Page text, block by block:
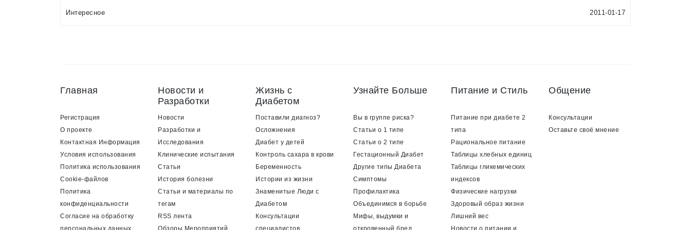
Интересное 2011-01-17
Главная
Регистрация
О проекте
Контактная Информация
Условия использования
Политика использования
Cookie-файлов
Политика
конфиденциальности
Согласие на обработку
персональных данных
Новости и
Разработки
Новости
Разработки и
Исследования
Клинические испытания
Статьи
История болезни
Статьи и материалы по
тегам
RSS лента
Обзоры Мероприятий
Жизнь с
Диабетом
Поставили диагноз?
Осложнения
Диабет у детей
Контроль сахара в крови
Беременность
Истории из жизни
Знаменитые Люди с
Диабетом
Консультации
специалистов
Узнайте Больше
Вы в группе риска?
Статьи о 1 типе
Статьи о 2 типе
Гестационный Диабет
Другие типы Диабета
Симптомы
Профилактика
Объединимся в борьбе
Мифы, выдумки и
откровенный бред
Питание и Стиль
Питание при диабете 2
типа
Рациональное питание
Таблицы хлебных единиц
Таблицы гликемических
индексов
Физические нагрузки
Здоровый образ жизни
Лишний вес
Новости о питании и
Общение
Консультации
Оставьте своё мнение